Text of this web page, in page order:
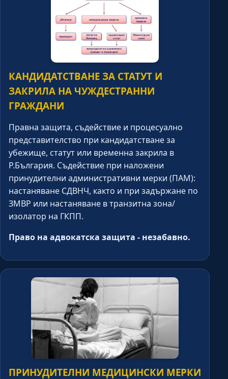
КАНДИДАТСТВАНЕ ЗА СТАТУТ И
ЗАКРИЛА НА ЧУЖДЕСТРАННИ
ГРАЖДАНИ
Правна защита, съдействие и процесуално
представителство при кандидатстване за
убежище, статут или временна закрила в
Р.България. Съдействие при наложени
принудителни административни мерки (ПАМ):
настаняване СДВНЧ, както и при задържане по
ЗМВР или настаняване в транзитна зона/
изолатор на ГКПП.
Право на адвокатска защита - незабавно.
ПРИНУДИТЕЛНИ МЕДИЦИНСКИ МЕРКИ